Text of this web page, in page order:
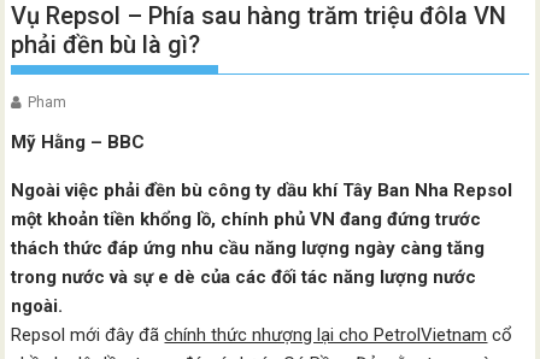
Vụ Repsol – Phía sau hàng trăm triệu đôla VN
phải đền bù là gì?
Pham
Mỹ Hằng – BBC
Ngoài việc phải đền bù công ty dầu khí Tây Ban Nha Repsol
một khoản tiền khổng lồ, chính phủ VN đang đứng trước
thách thức đáp ứng nhu cầu năng lượng ngày càng tăng
trong nước và sự e dè của các đối tác năng lượng nước
ngoài.
Repsol mới đây đãchính thức nhượng lại cho PetrolVietnam cổ